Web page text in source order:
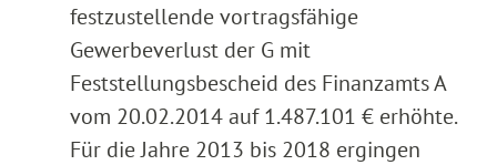
festzustellende vortragsfähige
Gewerbeverlust der G mit
Feststellungsbescheid des Finanzamts A
vom 20.02.2014 auf 1.487.101 € erhöhte.
Für die Jahre 2013 bis 2018 ergingen